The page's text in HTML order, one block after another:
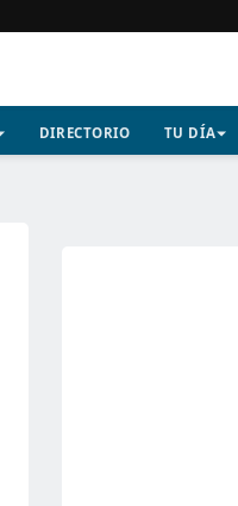
DIRECTORIO TU DÍA